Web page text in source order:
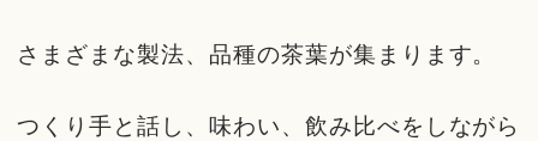
さまざまな製法、品種の茶葉が集まります。
つくり手と話し、味わい、飲み比べをしながら